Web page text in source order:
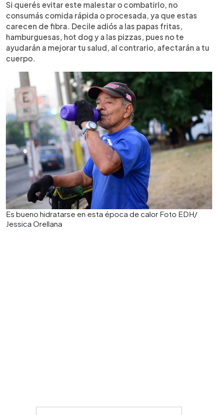
Si querés evitar este malestar o combatirlo, no
consumás comida rápida o procesada, ya que estas
carecen de fibra. Decile adiós a las papas fritas,
hamburguesas, hot dog y a las pizzas, pues no te
ayudarán a mejorar tu salud, al contrario, afectarán a tu
cuerpo.
Es bueno hidratarse en esta época de calor Foto EDH/
Jessica Orellana